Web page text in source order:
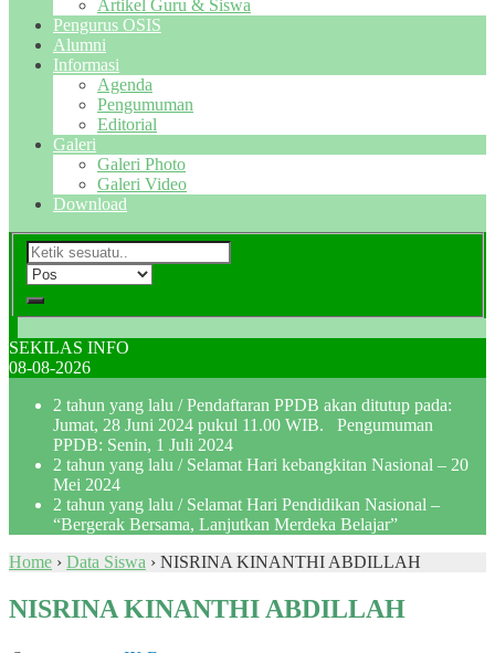
Artikel Guru & Siswa
Pengurus OSIS
Alumni
Informasi
Agenda
Pengumuman
Editorial
Galeri
Galeri Photo
Galeri Video
Download
SEKILAS INFO
08-08-2026
2 tahun yang lalu / Pendaftaran PPDB akan ditutup pada:
Jumat, 28 Juni 2024 pukul 11.00 WIB. Pengumuman
PPDB: Senin, 1 Juli 2024
2 tahun yang lalu / Selamat Hari kebangkitan Nasional – 20
Mei 2024
2 tahun yang lalu / Selamat Hari Pendidikan Nasional –
“Bergerak Bersama, Lanjutkan Merdeka Belajar”
Home › Data Siswa › NISRINA KINANTHI ABDILLAH
NISRINA KINANTHI ABDILLAH